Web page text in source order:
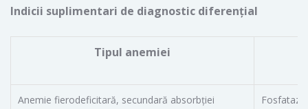
Indicii suplimentari de diagnostic diferenţial
Tipul anemiei
Anemie fierodeficitară, secundară absorbţiei